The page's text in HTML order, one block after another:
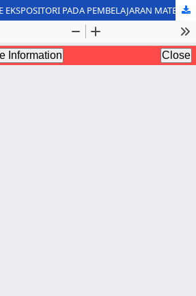
PENGARUH METODE EKSPOSITORI PADA PEMBELAJARAN MATEMATIKA DASAR MAHASISWA MANAJEMEN PENDIDIKAN ISLAM